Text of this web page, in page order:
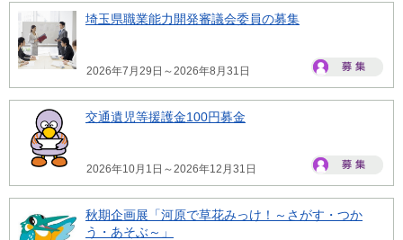
埼玉県職業能力開発審議会委員の募集
2026年7月29日～2026年8月31日
交通遺児等援護金100円募金
2026年10月1日～2026年12月31日
秋期企画展「河原で草花みっけ！～さがす・つか
う・あそぶ～」